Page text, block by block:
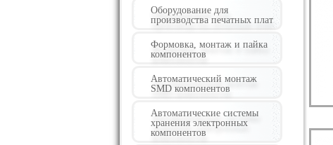
Оборудование для
производства печатных плат
Формовка, монтаж и пайка
компонентов
Автоматический монтаж
SMD компонентов
Автоматические системы
хранения электронных
компонентов